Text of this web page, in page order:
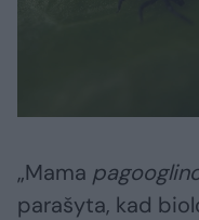
„Mama
parašyta, kad